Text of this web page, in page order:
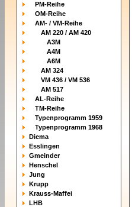
PM-Reihe
OM-Reihe
AM- / VM-Reihe
AM 220 / AM 420
A3M
A4M
A6M
AM 324
VM 436 / VM 536
AM 517
AL-Reihe
TM-Reihe
Typenprogramm 1959
Typenprogramm 1968
Diema
Esslingen
Gmeinder
Henschel
Jung
Krupp
Krauss-Maffei
LHB